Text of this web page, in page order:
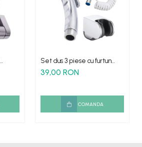
Set dus 3 piese cu furtun
spiralat para suport
39,00 RON
COMANDA